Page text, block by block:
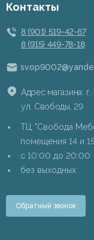
Контакты
8 (901) 519-42-67
8 (915) 449-78-18
Адрес магазина: г.
ул. Свободы, 29
ТЦ "Свобода
помещения 14 и 15
c 10:00 до 20:00
без выходных
Обратный звонок